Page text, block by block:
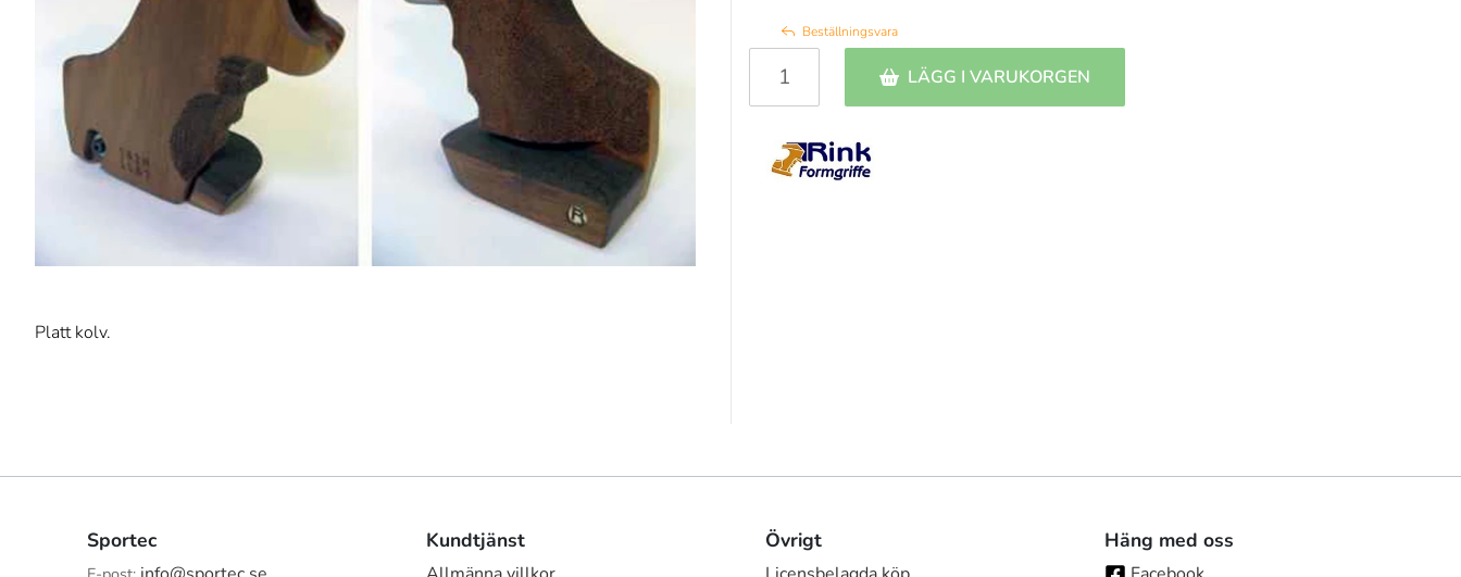
Beställningsvara
LÄGG I VARUKORGEN
Platt kolv.
Sportec Kundtjänst Övrigt Häng med oss